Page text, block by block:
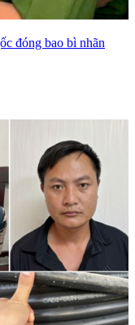
đóng bao bì nhãn